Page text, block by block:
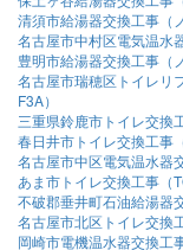
清須市給湯器交換工事（
名古屋市中村区電気温水
豊明市給湯器交換工事（
名古屋市瑞穂区トイレリ
F3A）
三重県鈴鹿市トイレ交換
春日井市トイレ交換工事
名古屋市中区電気温水器
あま市トイレ交換工事（
不破郡垂井町石油給湯器
名古屋市北区トイレ交換
岡崎市電機温水器交換工